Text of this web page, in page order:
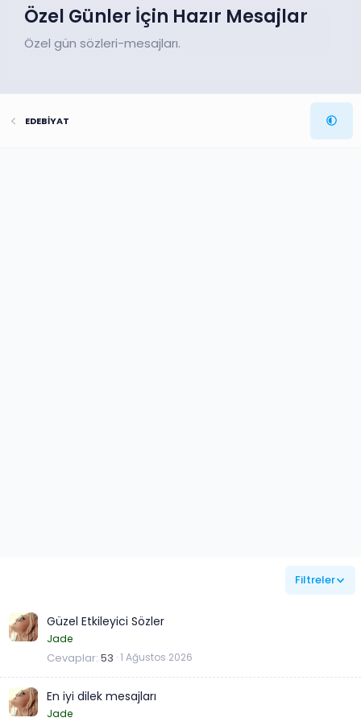
Özel Günler İçin Hazır Mesajlar
Özel gün sözleri-mesajları.
EDEBİYAT
Filtreler
Güzel Etkileyici Sözler
Jade
Cevaplar 53 1 Ağustos 2026
En iyi dilek mesajları
Jade